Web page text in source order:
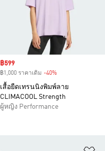
Sale price
฿599
฿1,000 ราคาเดิม -40%
เสื้อยืดเทรนนิงพิมพ์ลาย
CLIMACOOL Strength
ผู้หญิง Performance